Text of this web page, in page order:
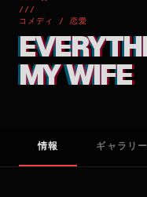
///
コメディ / 恋愛
MY WIFE
情報 ギャラリー